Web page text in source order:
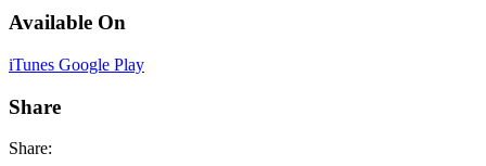
Available On
iTunes Google Play
Share
Share: